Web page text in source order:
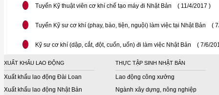
Tuyển Kỹ thuật viên cơ khí chế tạo máy đi Nhật Bản ( 11/4/2017 )
Tuyển Kỹ sư cơ khí (phay, bào, tiện, nguội) làm việc tại Nhật Bản (
Kỹ sư cơ khí (dập, cắt, đột, cuốn, uốn) đi làm việc Nhật Bản ( 7/6/
XUẤT KHẨU LAO ĐỘNG
Xuất khẩu lao động Đài Loan
Xuất khẩu lao động Nhật Bản
THỰC TẬP SINH NHẬT BẢN
Lao động công xưởng
Ngành xây dựng, nông nghiệp